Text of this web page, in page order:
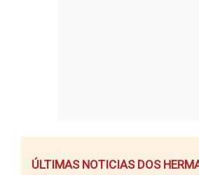
ÚLTIMAS NOTICIAS DOS